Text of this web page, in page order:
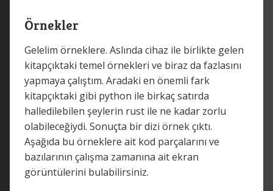
Örnekler
Gelelim örneklere. Aslında cihaz ile birlikte gelen
kitapçıktaki temel örnekleri ve biraz da fazlasını
yapmaya çalıştım. Aradaki en önemli fark
kitapçıktaki gibi python ile birkaç satırda
halledilebilen şeylerin rust ile ne kadar zorlu
olabileceğiydi. Sonuçta bir dizi örnek çıktı.
Aşağıda bu örneklere ait kod parçalarını ve
bazılarının çalışma zamanına ait ekran
görüntülerini bulabilirsiniz.